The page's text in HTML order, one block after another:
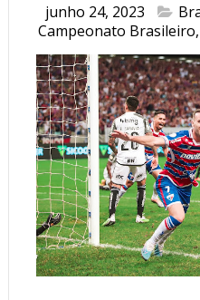
junho 24, 2023
Campeonato Brasileiro,